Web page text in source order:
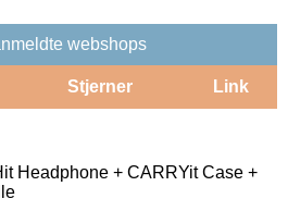
webshops
Stjerner Link
Headphone + CARRYit Case +